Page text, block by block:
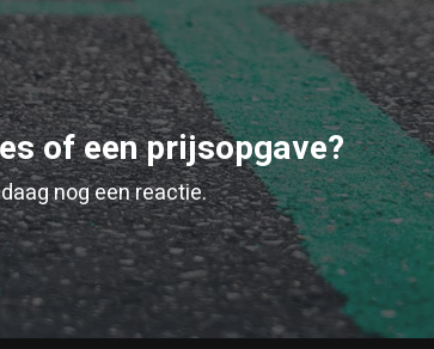
of een prijsopgave?
nog een reactie.